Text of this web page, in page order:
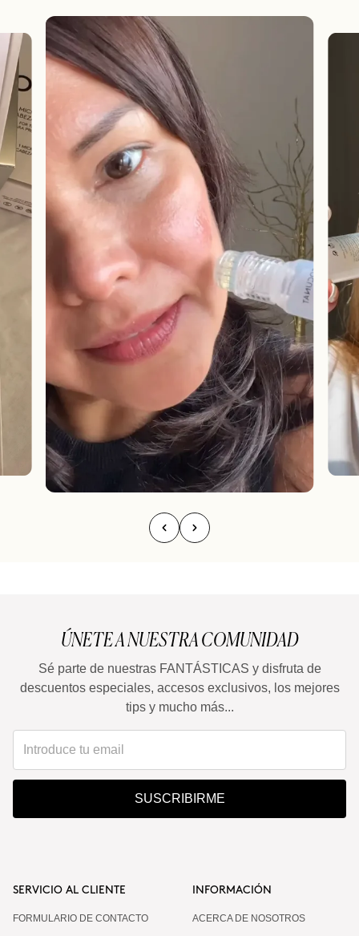
ÚNETE A NUESTRA COMUNIDAD
Sé parte de nuestras FANTÁSTICAS y disfruta de
descuentos especiales, accesos exclusivos, los mejores
tips y mucho más...
SUSCRIBIRME
SERVICIO AL CLIENTE
FORMULARIO DE CONTACTO
INFORMACIÓN
ACERCA DE NOSOTROS